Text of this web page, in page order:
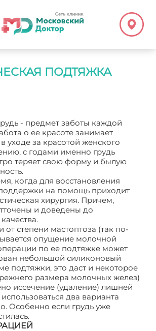
ПОДТЯЖКА
- предмет заботы каждой
о ее красоте занимает
уходе за красотой женского
с годами именно грудь
теряет свою форму и былую
когда для восстановления
на помощь приходит
хирургия. Причем,
и доведены до
от степени мастоптоза (так по-
опущение молочной
по ее подтяжке может
небольшой силиконовый
подтяжки, это даст и некоторое
размера молочных желез)
иссечение (удаление) лишней
два варианта
Особенно если грудь уже